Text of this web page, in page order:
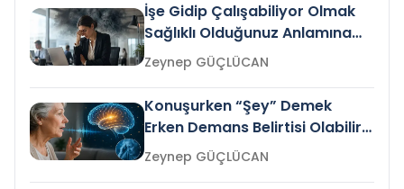
İşe Gidip Çalışabiliyor Olmak
Sağlıklı Olduğunuz Anlamına
Gelir mi?Zeynep GÜÇLÜCAN
Konuşurken “Şey” Demek
Erken Demans Belirtisi Olabilir
mi?
Zeynep GÜÇLÜCAN